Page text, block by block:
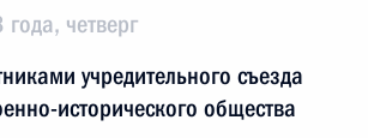
четверг
учредительного съезда
исторического общества